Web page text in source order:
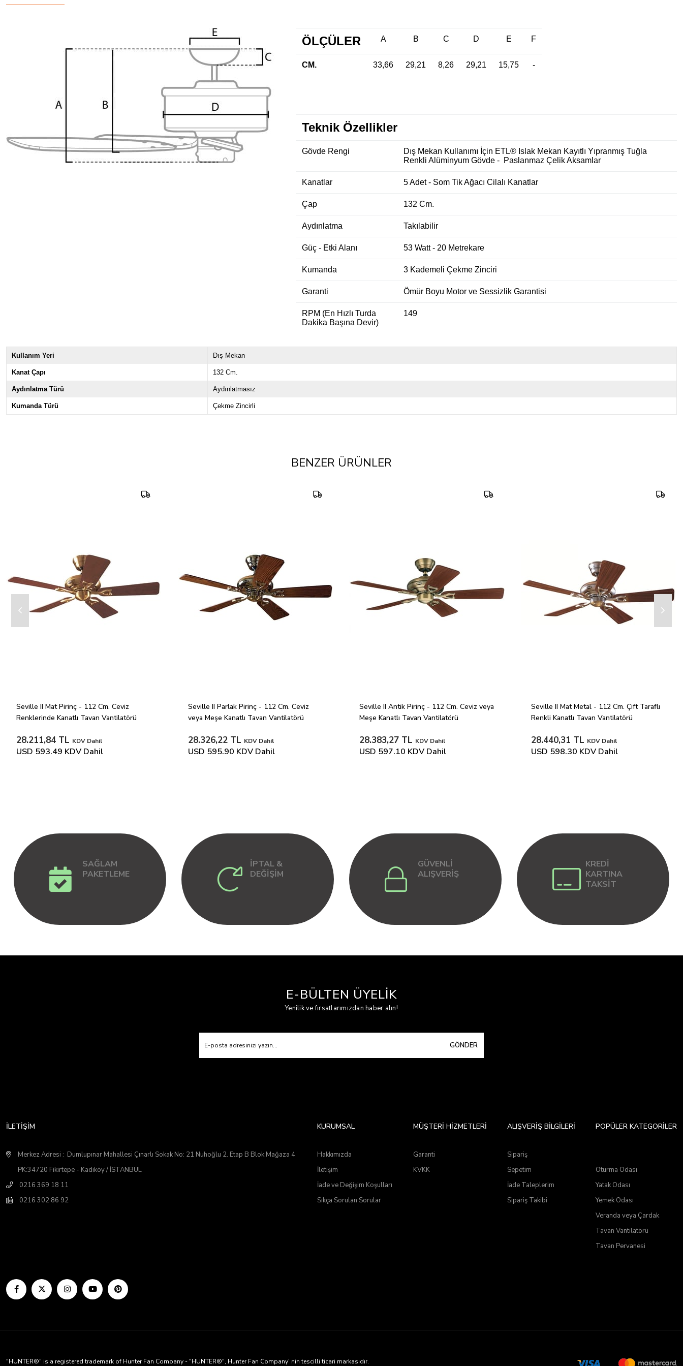
ÖLÇÜLER A B C D E F
CM. 33,66 29,21 8,26 29,21 15,75 -
Teknik Özellikler
Gövde Rengi
Dış Mekan Kullanımı İçin ETL® Islak Mekan Kayıtlı Yıpranmış Tuğla
Renkli Alüminyum Gövde - Paslanmaz Çelik Aksamlar
Kanatlar 5 Adet - Som Tik Ağacı Cilalı Kanatlar
Çap 132 Cm.
Aydınlatma Takılabilir
Güç - Etki Alanı 53 Watt - 20 Metrekare
Kumanda 3 Kademeli Çekme Zinciri
Garanti Ömür Boyu Motor ve Sessizlik Garantisi
RPM (En Hızlı Turda
Dakika Başına Devir)
149
Kullanım Yeri Dış Mekan
Kanat Çapı 132 Cm.
Aydınlatma Türü Aydınlatmasız
Kumanda Türü Çekme Zincirli
BENZER ÜRÜNLER
Seville II Mat Pirinç - 112 Cm. Ceviz
Renklerinde Kanatlı Tavan Vantilatörü
28.211,84 TL KDV Dahil
USD 593.49 KDV Dahil
Seville II Parlak Pirinç - 112 Cm. Ceviz
veya Meşe Kanatlı Tavan Vantilatörü
28.326,22 TL KDV Dahil
USD 595.90 KDV Dahil
Seville II Antik Pirinç - 112 Cm. Ceviz veya
Meşe Kanatlı Tavan Vantilatörü
28.383,27 TL KDV Dahil
USD 597.10 KDV Dahil
Seville II Mat Metal - 112 Cm. Çift Taraflı
Renkli Kanatlı Tavan Vantilatörü
28.440,31 TL KDV Dahil
USD 598.30 KDV Dahil
SAĞLAM
PAKETLEME
İPTAL &
DEĞİŞİM
GÜVENLİ
ALIŞVERİŞ
KREDİ
KARTINA
TAKSİT
E-BÜLTEN ÜYELİK
Yenilik ve fırsatlarımızdan haber alın!
GÖNDER
İLETİŞİM
Merkez Adresi : Dumlupınar Mahallesi Çınarlı Sokak No: 21 Nuhoğlu 2. Etap B Blok Mağaza 4
PK:34720 Fikirtepe - Kadıköy / İSTANBUL
0216 369 18 11
0216 302 86 92
KURUMSAL
Hakkımızda
İletişim
İade ve Değişim Koşulları
Sıkça Sorulan Sorular
MÜŞTERİ HİZMETLERİ
Garanti
KVKK
ALIŞVERİŞ BİLGİLERİ
Sipariş
Sepetim
İade Taleplerim
Sipariş Takibi
POPÜLER KATEGORİLER
Oturma Odası
Yatak Odası
Yemek Odası
Veranda veya Çardak
Tavan Vantilatörü
Tavan Pervanesi
"HUNTER®" is a registered trademark of Hunter Fan Company - "HUNTER®", Hunter Fan Company' nin tescilli ticari markasıdır.